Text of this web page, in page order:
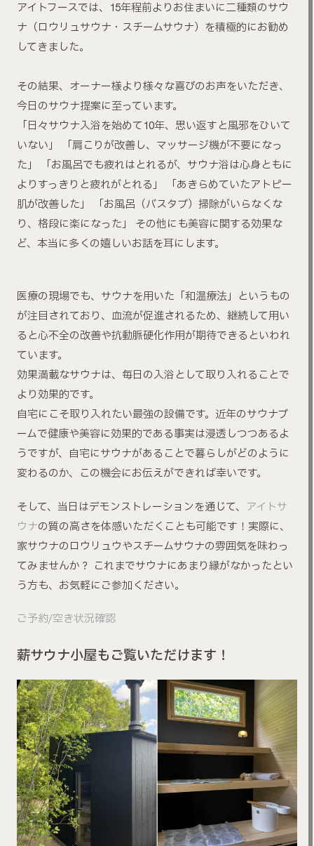
アイトフースでは、15年程前よりお住まいに二種類のサウ
ナ（ロウリュサウナ・スチームサウナ）を積極的にお勧め
してきました。
その結果、オーナー様より様々な喜びのお声をいただき、
今日のサウナ提案に至っています。
「日々サウナ入浴を始めて10年、思い返すと風邪をひいて
いない」 「肩こりが改善し、マッサージ機が不要になっ
た」 「お風呂でも疲れはとれるが、サウナ浴は心身ともに
よりすっきりと疲れがとれる」 「あきらめていたアトピー
肌が改善した」 「お風呂（バスタブ）掃除がいらなくな
り、格段に楽になった」 その他にも美容に関する効果な
ど、本当に多くの嬉しいお話を耳にします。
医療の現場でも、サウナを用いた「和温療法」というもの
が注目されており、血流が促進されるため、継続して用い
ると心不全の改善や抗動脈硬化作用が期待できるといわれ
ています。
効果満載なサウナは、毎日の入浴として取り入れることで
より効果的です。
自宅にこそ取り入れたい最強の設備です。近年のサウナブ
ームで健康や美容に効果的である事実は浸透しつつあるよ
うですが、自宅にサウナがあることで暮らしがどのように
変わるのか、この機会にお伝えができれば幸いです。
そして、当日はデモンストレーションを通じて、 アイトサ
ウナの質の高さを体感いただくことも可能です！実際に、
家サウナのロウリュウやスチームサウナの雰囲気を味わっ
てみませんか？ これまでサウナにあまり縁がなかったとい
う方も、お気軽にご参加ください。
ご予約/空き状況確認
薪サウナ小屋もご覧いただけます！